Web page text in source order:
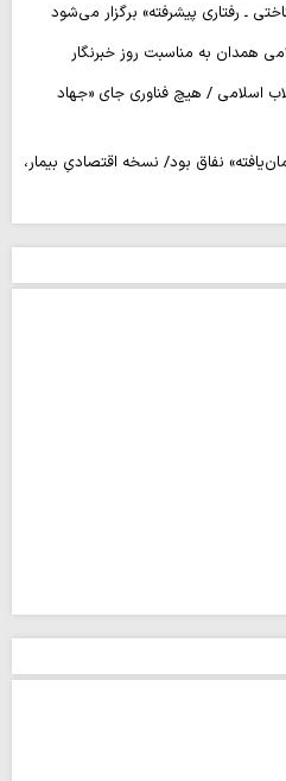
ـ رفتاری پیشرفته» برگزار می‌شود
همدان به مناسبت روز خبرنگار
اسلامی / هیچ فناوری‌ جای «جهاد
نفاق بود/ نسخه اقتصادیِ بیمار،